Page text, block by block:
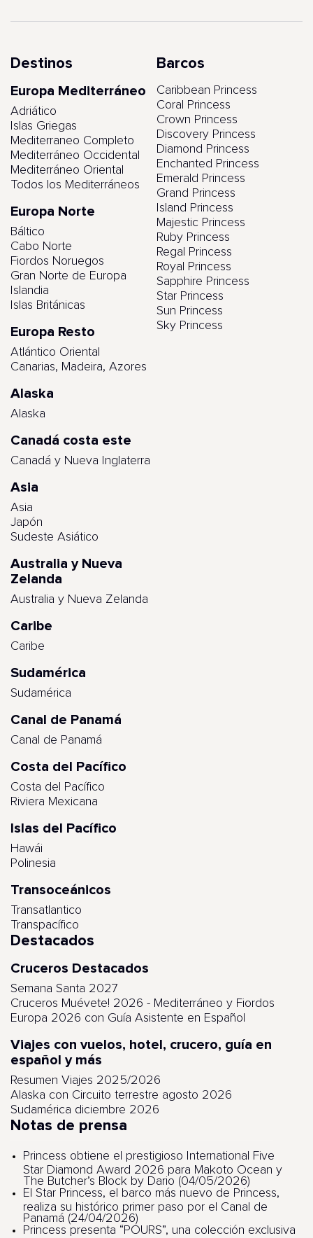
Destinos
Europa Mediterráneo
Adriático
Islas Griegas
Mediterraneo Completo
Mediterráneo Occidental
Mediterráneo Oriental
Todos los Mediterráneos
Europa Norte
Báltico
Cabo Norte
Fiordos Noruegos
Gran Norte de Europa
Islandia
Islas Británicas
Europa Resto
Atlántico Oriental
Canarias, Madeira, Azores
Alaska
Alaska
Canadá costa este
Canadá y Nueva Inglaterra
Asia
Asia
Japón
Sudeste Asiático
Australia y Nueva
Zelanda
Australia y Nueva Zelanda
Caribe
Caribe
Sudamérica
Sudamérica
Canal de Panamá
Canal de Panamá
Costa del Pacífico
Costa del Pacífico
Riviera Mexicana
Islas del Pacífico
Hawái
Polinesia
Transoceánicos
Transatlantico
Transpacífico
Barcos
Caribbean Princess
Coral Princess
Crown Princess
Discovery Princess
Diamond Princess
Enchanted Princess
Emerald Princess
Grand Princess
Island Princess
Majestic Princess
Ruby Princess
Regal Princess
Royal Princess
Sapphire Princess
Star Princess
Sun Princess
Sky Princess
Destacados
Cruceros Destacados
Semana Santa 2027
Cruceros Muévete! 2026 - Mediterráneo y Fiordos
Europa 2026 con Guía Asistente en Español
Viajes con vuelos, hotel, crucero, guía en
español y más
Resumen Viajes 2025/2026
Alaska con Circuito terrestre agosto 2026
Sudamérica diciembre 2026
Notas de prensa
Princess obtiene el prestigioso International Five
Star Diamond Award 2026 para Makoto Ocean y
The Butcher’s Block by Dario (04/05/2026)
El Star Princess, el barco más nuevo de Princess,
realiza su histórico primer paso por el Canal de
Panamá (24/04/2026)
Princess presenta “POURS”, una colección exclusiva